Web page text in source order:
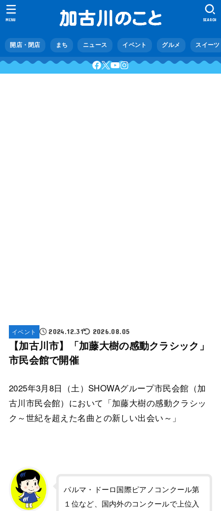
開店・閉店 まち ニュース イベント グルメ スイーツ
SEARCH
MENU
イベント 2024.12.31 2026.08.05
【加古川市】「加藤大樹の感動クラシック」
市民会館で開催
2025年3月8日（土）SHOWAグループ市民会館（加
古川市民会館）において「加藤大樹の感動クラシッ
ク～世紀を超えた名曲との新しい出会い～」
パルマ・ドーロ国際ピアノコンクール第
１位など、国内外のコンクールで上位入